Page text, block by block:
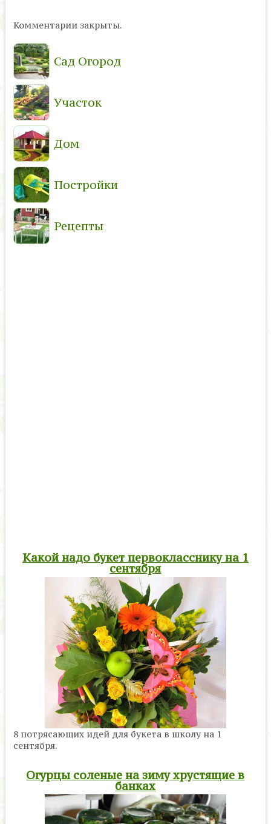
Комментарии закрыты.
Сад Огород
Участок
Дом
Постройки
Рецепты
Какой надо букет первокласснику на 1
сентября
8 потрясающих идей для букета в школу на 1
сентября.
Огурцы соленые на зиму хрустящие в
банках